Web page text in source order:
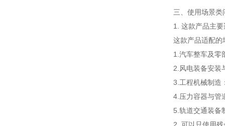
三、使用场景类
1. 这款产品主
这款产品适配的
1.汽车整车及零
2.风电装备安装
3.工程机械制造
4.压力容器与管
5.轨道交通装备